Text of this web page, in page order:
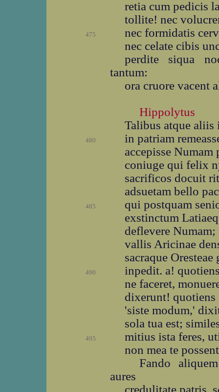
retia cum pedicis
tollite! nec
475
nec formidatis
nec celate cibis
perdite siqua
tantum:
ora cruore vacent
Hippolytus
Talibus atque
480
in patriam
accepisse
coniuge qui felix
sacrificos docuit
adsuetam bello
485
qui postquam
exstinctum
deflevere
vallis Aricinae
sacraque
490
inpedit. a!
ne faceret,
dixerunt! quotiens
'siste modum,'
sola tua est;
495
mitius ista feres,
non mea te
Fando
aures
credulitate patris,